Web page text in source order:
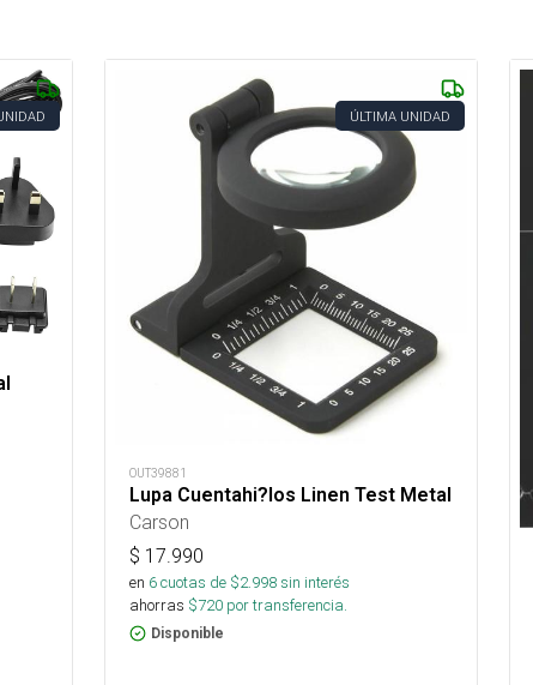
ÚLTIMA UNIDAD
OUT39881
Lupa Cuentahi?los Linen Test Metal
Carson
$ 17.990
en 6cuotas de $2.998sin interés
ahorras $720 por transferencia.
Disponible